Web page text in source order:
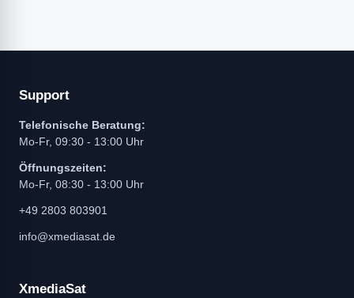
Support
Telefonische Beratung:
Mo-Fr, 09:30 - 13:00 Uhr
Öffnungszeiten:
Mo-Fr, 08:30 - 13:00 Uhr
+49 2803 803901
info@xmediasat.de
XmediaSat